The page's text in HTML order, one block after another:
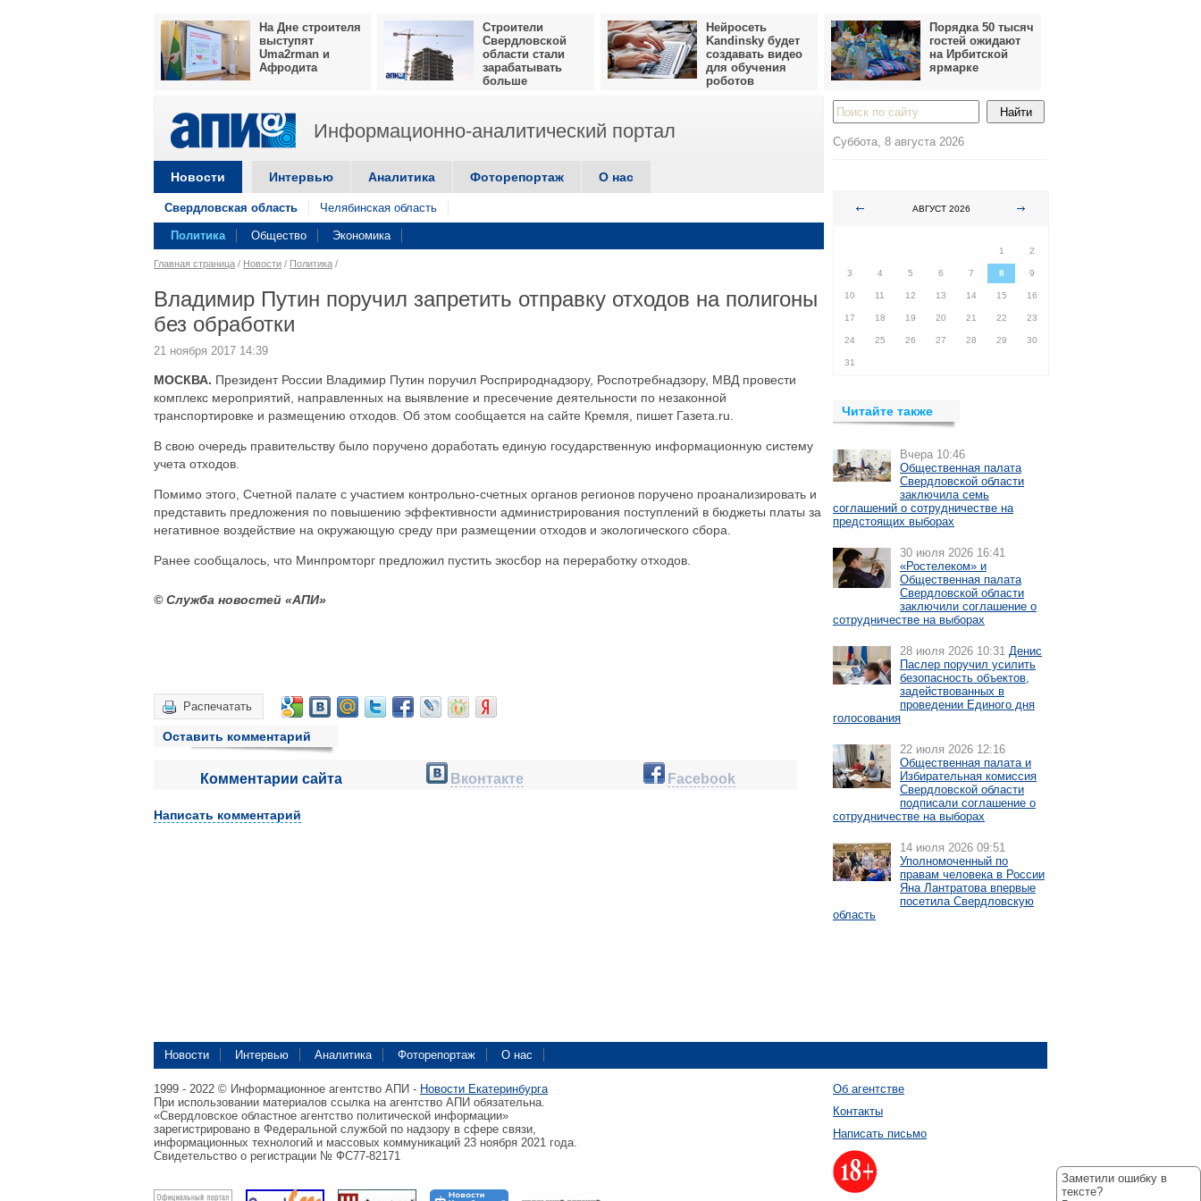
На Дне строителя
выступят
Uma2rman и
Афродита
Строители
Свердловской
области стали
зарабатывать
больше
Нейросеть
Kandinsky будет
создавать видео
для обучения
роботов
Порядка 50 тысяч
гостей ожидают
на Ирбитской
ярмарке
Информационно-аналитический портал
Новости Интервью Аналитика Фоторепортаж О нас
Свердловская область Челябинская область
Политика Общество Экономика
Главная страница / Новости / Политика /
Владимир Путин поручил запретить отправку отходов на полигоны
без обработки
21 ноября 2017 14:39
МОСКВА. Президент России Владимир Путин поручил Росприроднадзору, Роспотребнадзору, МВД провести
комплекс мероприятий, направленных на выявление и пресечение деятельности по незаконной
транспортировке и размещению отходов. Об этом сообщается на сайте Кремля, пишет Газета.ru.
В свою очередь правительству было поручено доработать единую государственную информационную систему
учета отходов.
Помимо этого, Счетной палате с участием контрольно-счетных органов регионов поручено проанализировать и
представить предложения по повышению эффективности администрирования поступлений в бюджеты платы за
негативное воздействие на окружающую среду при размещении отходов и экологического сбора.
Ранее сообщалось, что Минпромторг предложил пустить экосбор на переработку отходов.
© Служба новостей «АПИ»
Распечатать
Оставить комментарий
Комментарии сайта Вконтакте Facebook
Написать комментарий
Суббота, 8 августа 2026
АВГУСТ 2026
1
2
3 4 5 6 7 8 9
10 11 12 13 14 15 16
17 18 19 20 21 22 23
24 25 26 27 28 29 30
31
Читайте также
Вчера 10:46
Общественная палата
Свердловской области
заключила семь
соглашений о сотрудничестве на
предстоящих выборах
30 июля 2026 16:41
«Ростелеком» и
Общественная палата
Свердловской области
заключили соглашение о
сотрудничестве на выборах
28 июля 2026 10:31 Денис
Паслер поручил усилить
безопасность объектов,
задействованных в
проведении Единого дня
голосования
22 июля 2026 12:16
Общественная палата и
Избирательная комиссия
Свердловской области
подписали соглашение о
сотрудничестве на выборах
14 июля 2026 09:51
Уполномоченный по
правам человека в России
Яна Лантратова впервые
посетила Свердловскую
область
Новости Интервью Аналитика Фоторепортаж О нас
1999 - 2022 © Информационное агентство АПИ - Новости Екатеринбурга
При использовании материалов ссылка на агентство АПИ обязательна.
«Свердловское областное агентство политической информации»
зарегистрировано в Федеральной службой по надзору в сфере связи,
информационных технологий и массовых коммуникаций 23 ноября 2021 года.
Свидетельство о регистрации № ФС77-82171
Об агентстве
Контакты
Написать письмо
Заметили ошибку в
тексте?